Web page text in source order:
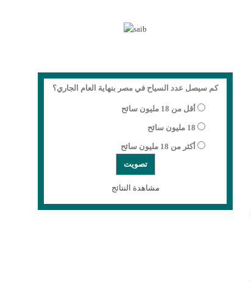
كم سيصل عدد السياح في مصر بنهاية العام الجاري؟
أقل من 18 مليون سائح
18 مليون سائح
أكثر من 18 مليون سائح
مشاهدة النتائج